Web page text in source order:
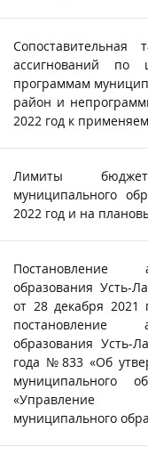
Сопоставительная
ассигнований по
программам
район и
2022 год к
Лимиты
муниципального
2022 год и на
Постановление
образования Усть-
от 28 декабря
постановление
образования Усть-
года №833 «Об
муниципального
«Управление
муниципального